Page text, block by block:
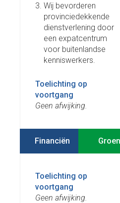
Wij bevorderen
provinciedekkende
dienstverlening door
een expatcentrum
voor buitenlandse
kenniswerkers.
Toelichting op
voortgang
Geen afwijking.
Financiën
Toelichting op
voortgang
Geen afwijking.